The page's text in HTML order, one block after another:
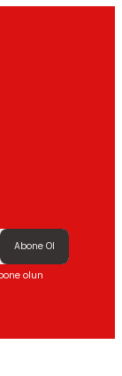
Abone Ol
olun